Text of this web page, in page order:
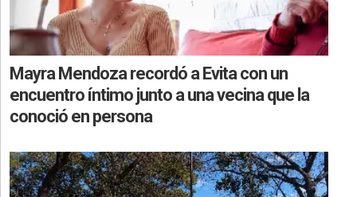
Mayra Mendoza recordó a Evita con un
encuentro íntimo junto a una vecina que la
conoció en persona